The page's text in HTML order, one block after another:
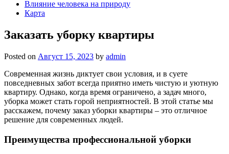
Влияние человека на природу
Карта
Заказать уборку квартиры
Posted on Август 15, 2023 by admin
Современная жизнь диктует свои условия, и в суете
повседневных забот всегда приятно иметь чистую и уютную
квартиру. Однако, когда время ограничено, а задач много,
уборка может стать горой неприятностей. В этой статье мы
расскажем, почему заказ уборки квартиры – это отличное
решение для современных людей.
Преимущества профессиональной уборки